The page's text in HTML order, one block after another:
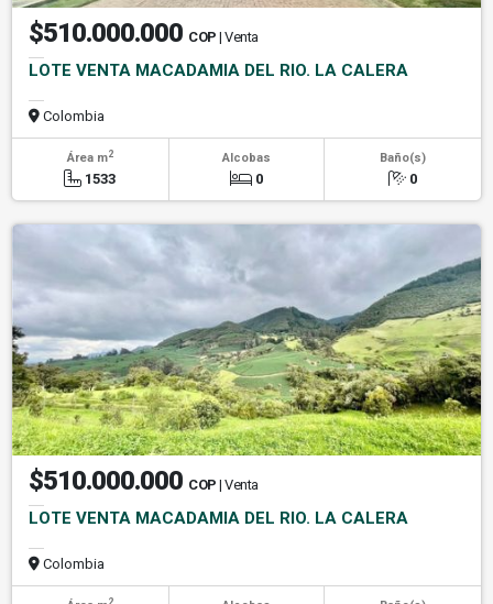
$510.000.000 COP | Venta
LOTE VENTA MACADAMIA DEL RIO. LA CALERA
Colombia
Área m2
1533
Alcobas
0
Baño(s)
0
$510.000.000 COP | Venta
LOTE VENTA MACADAMIA DEL RIO. LA CALERA
Colombia
2